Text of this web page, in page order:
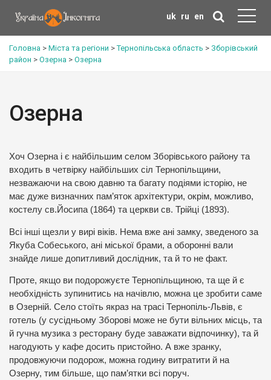
uk ru en
Головна > Міста та регіони >Тернопільська область > Зборівський
район > Озерна > Озерна
Озерна
Хоч Озерна і є найбільшим селом Зборівського району та
входить в четвірку найбільших сіл Тернопільщини,
незважаючи на свою давню та багату подіями історію, не
має дуже визначних пам’яток архітектури, окрім, можливо,
костелу св.Йосипа (1864) та церкви св. Трійці (1893).
Всі інші щезли у вирі віків. Нема вже ані замку, зведеного за
Якуба Собеського, ані міської брами, а оборонні вали
знайде лише допитливий дослідник, та й то не факт.
Проте, якщо ви подорожуєте Тернопільщиною, та ще й є
необхідність зупинитись на начівлю, можна це зробити саме
в Озерній. Село стоїть якраз на трасі Тернопіль-Львів, є
готель (у сусідньому Зборові може не бути вільних місць, та
й гучна музика з ресторану буде заважати відпочинку), та й
нагодують у кафе досить пристойно. А вже зранку,
продовжуючи подорож, можна годину витратити й на
Озерну, тим більше, що пам’ятки всі поруч.